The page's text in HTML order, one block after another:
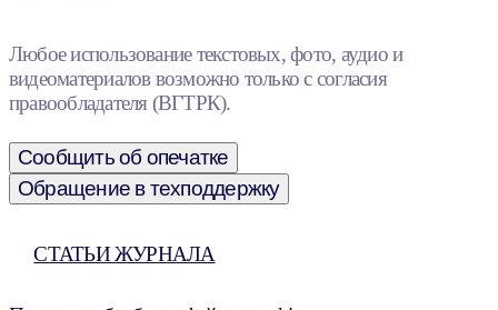
Любое использование текстовых, фото, аудио и
видеоматериалов возможно только с согласия
правообладателя (ВГТРК).
Сообщить об опечатке
Обращение в техподдержку
СТАТЬИ ЖУРНАЛА